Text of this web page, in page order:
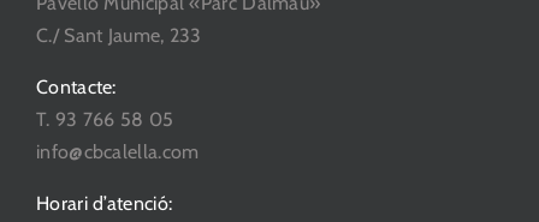
del
C./ Sant Jaume, 233
Contacte:
T. 93 766 58 05
info@cbcalella.com
Horari d’atenció: